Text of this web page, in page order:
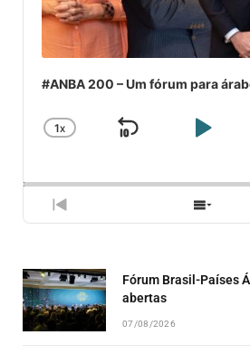
#ANBA 200 – Um fórum para
CHANGE
1X
SKIP
PREVIOUS
EPISODE
Fórum Brasil-Países
abertas
07/08/2026